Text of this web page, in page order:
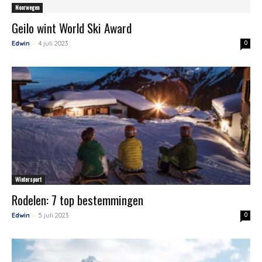
Noorwegen
Geilo wint World Ski Award
Edwin - 4 juli 2023 0
Wintersport
Rodelen: 7 top bestemmingen
Edwin - 5 juli 2023 0